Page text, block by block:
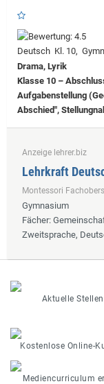
Deutsch Kl. 10,
Drama, Lyrik
Klasse 10 –
Aufgabenstellung
Abschied",
Anzeige lehrer.biz
Lehrkraft
Montessori
Gymnasium
Fächer:
Zweitsprache,
Aktuelle
Kostenlose Online-
Mediencurriculum